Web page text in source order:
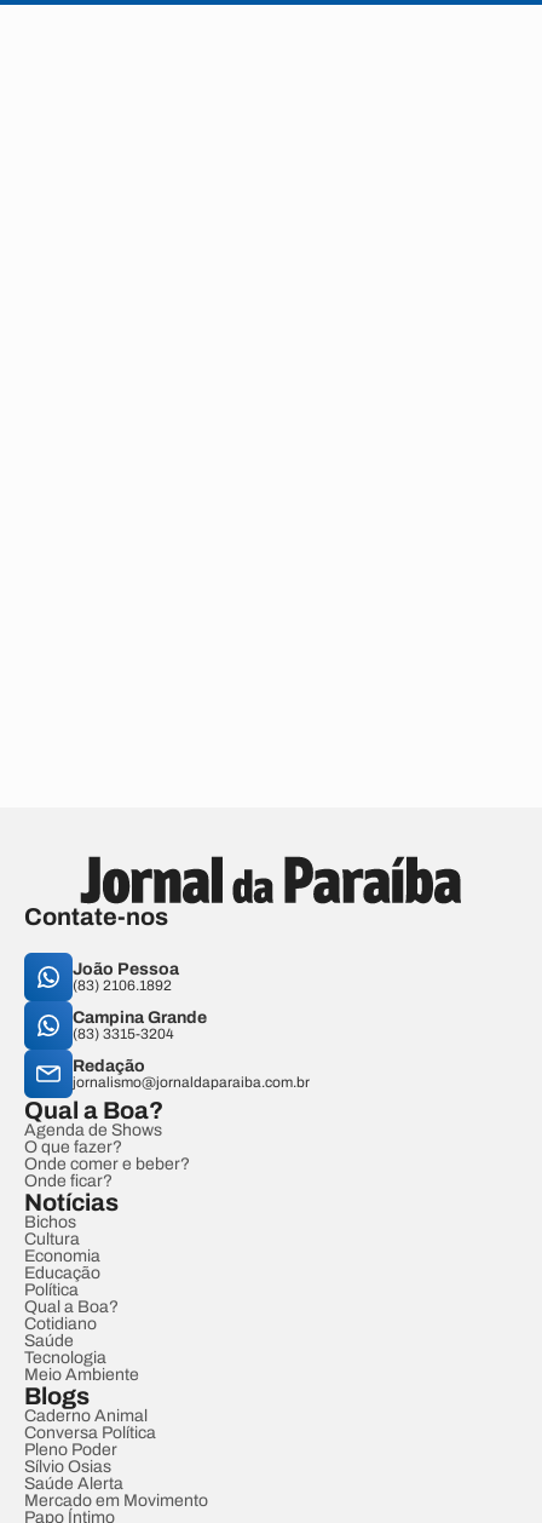
Contate-nos
João Pessoa
(83) 2106.1892
Campina Grande
(83) 3315-3204
Redação
jornalismo@jornaldaparaiba.com.br
Qual a Boa?
Agenda de Shows
O que fazer?
Onde comer e beber?
Onde ficar?
Notícias
Bichos
Cultura
Economia
Educação
Política
Qual a Boa?
Cotidiano
Saúde
Tecnologia
Meio Ambiente
Blogs
Caderno Animal
Conversa Política
Pleno Poder
Sílvio Osias
Saúde Alerta
Mercado em Movimento
Papo Íntimo